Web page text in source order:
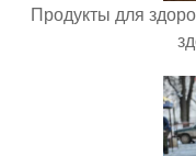
Продукты для